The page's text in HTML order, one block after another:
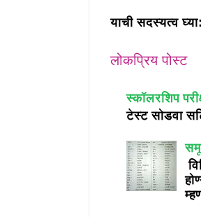
याची सदस्यत्व
लोकप्रिय पोस्ट
स्कॉलरशिप
टेस्ट सोडवा